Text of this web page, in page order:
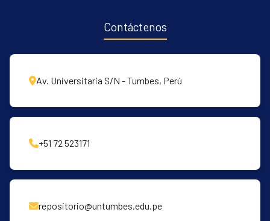
Contáctenos
Av. Universitaria S/N - Tumbes, Perú
+51 72 523171
repositorio@untumbes.edu.pe